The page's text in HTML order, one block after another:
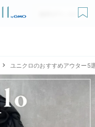
無料ダウンロード
ユニクロのおすすめアウター5